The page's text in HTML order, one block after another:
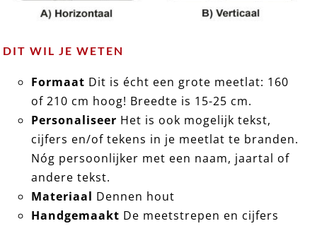
DIT WIL JE WETEN
Formaat Dit is écht een grote meetlat: 160
of 210 cm hoog! Breedte is 15-25 cm.
Personaliseer Het is ook mogelijk tekst,
cijfers en/of tekens in je meetlat te branden.
Nóg persoonlijker met een naam, jaartal of
andere tekst.
Materiaal Dennen hout
Handgemaakt De meetstrepen en cijfers